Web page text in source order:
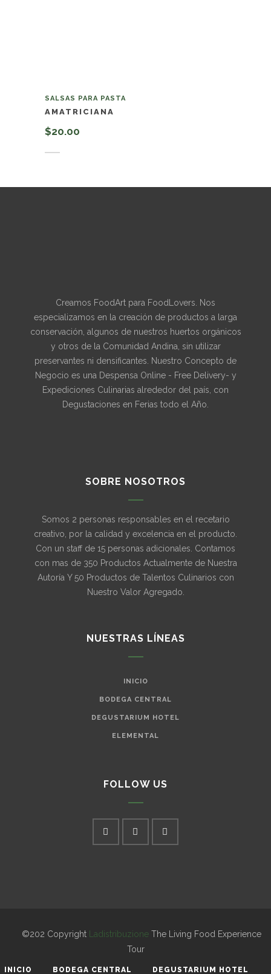
SALSAS PARA PASTA
AMATRICIANA
$20.00
Creamos FoodArt para FoodLovers. Nos
especializamos en la creación de productos a larga
conservación, algunos de nuestros huertos orgánicos
y otros de la Comunidad Andina, sin utilizar
preservantes ni densificantes. Nuestro Concepto de
Negocio es una Despensa Online - Free Delivery- y
Expediciones Culinarias alrededor del país, con
Degustaciones en Ferias todo el Año.
SOBRE NOSOTROS
Somos 2 personas responsables en el recetario
creativo, por la calidad y excelencia en el producto.
Con un staff de 15 personas adicionales. Contamos
con mas de 350 Productos Actualmente de Nuestra
Autoría Y 50 Productos de Talentos Culinarios con
Nuestro Valor Agregado.
NUESTRAS LÍNEAS
INICIO
BODEGA CENTRAL
DEGUSTARIUM HOTEL
ELEMENTAL
FOLLOW US
©202 Copyright Ladistribuzione The Living Food Experience
Tour
INICIO BODEGA CENTRAL DEGUSTARIUM HOTEL